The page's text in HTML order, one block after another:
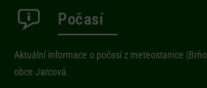
Počasí
Aktuální informace o počasí z meteostanice
obce Jarcová.